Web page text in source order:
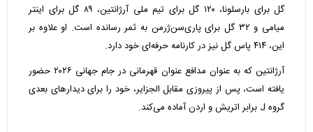
گل برای بارسلونا، ۱۲۰ گل برای تیم ملی آرژانتین، ۸۹ گل برای اینتر
میامی و ۳۲ گل برای پاری‌سن‌ژرمن به ثمر رسانده است. او علاوه بر
این، ۴۱۴ پاس گل نیز در کارنامه حرفه‌ای خود دارد.
آرژانتین که به عنوان مدافع عنوان قهرمانی در جام جهانی ۲۰۲۶ حضور
یافته است، پس از پیروزی مقابل الجزایر، خود را برای دیدارهای بعدی
گروه J برابر اتریش و اردن آماده می‌کند.